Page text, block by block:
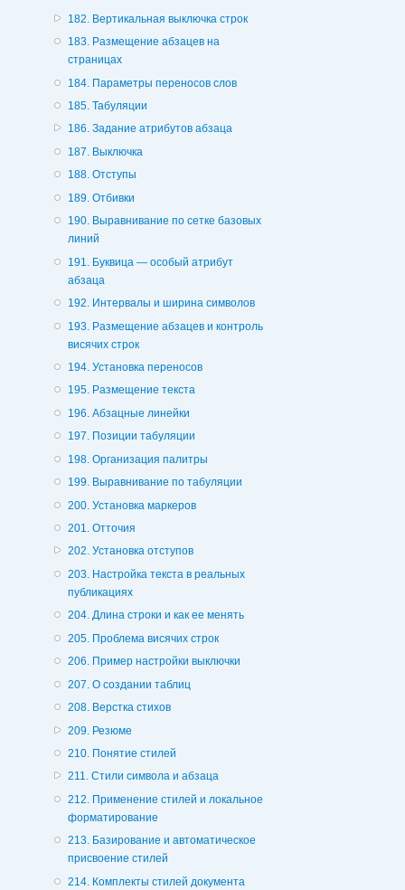
182. Вертикальная выключка строк
183. Размещение абзацев на
страницах
184. Параметры переносов слов
185. Табуляции
186. Задание атрибутов абзаца
187. Выключка
188. Отступы
189. Отбивки
190. Выравнивание по сетке базовых
линий
191. Буквица — особый атрибут
абзаца
192. Интервалы и ширина символов
193. Размещение абзацев и контроль
висячих строк
194. Установка переносов
195. Размещение текста
196. Абзацные линейки
197. Позиции табуляции
198. Организация палитры
199. Выравнивание по табуляции
200. Установка маркеров
201. Отточия
202. Установка отступов
203. Настройка текста в реальных
публикациях
204. Длина строки и как ее менять
205. Проблема висячих строк
206. Пример настройки выключки
207. О создании таблиц
208. Верстка стихов
209. Резюме
210. Понятие стилей
211. Стили символа и абзаца
212. Применение стилей и локальное
форматирование
213. Базирование и автоматическое
присвоение стилей
214. Комплекты стилей документа